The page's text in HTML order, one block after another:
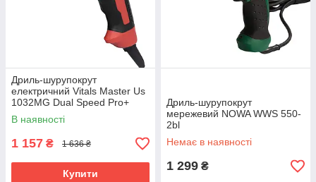
Дриль-шурупокрут
електричний Vitals Master Us
1032MG Dual Speed Pro+
В наявності
1 157 ₴ 1 636 ₴
Купити
Дриль-шурупокрут
мережевий NOWA WWS 550-
2bl
Немає в наявності
1 299 ₴